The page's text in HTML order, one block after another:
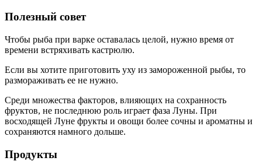
Полезный совет
Чтобы рыба при варке оставалась целой, нужно время от
времени встряхивать кастрюлю.
Если вы хотите приготовить уху из замороженной рыбы, то
размораживать ее не нужно.
Среди множества факторов, влияющих на сохранность
фруктов, не последнюю роль играет фаза Луны. При
восходящей Луне фрукты и овощи более сочны и ароматны и
сохраняются намного дольше.
Продукты